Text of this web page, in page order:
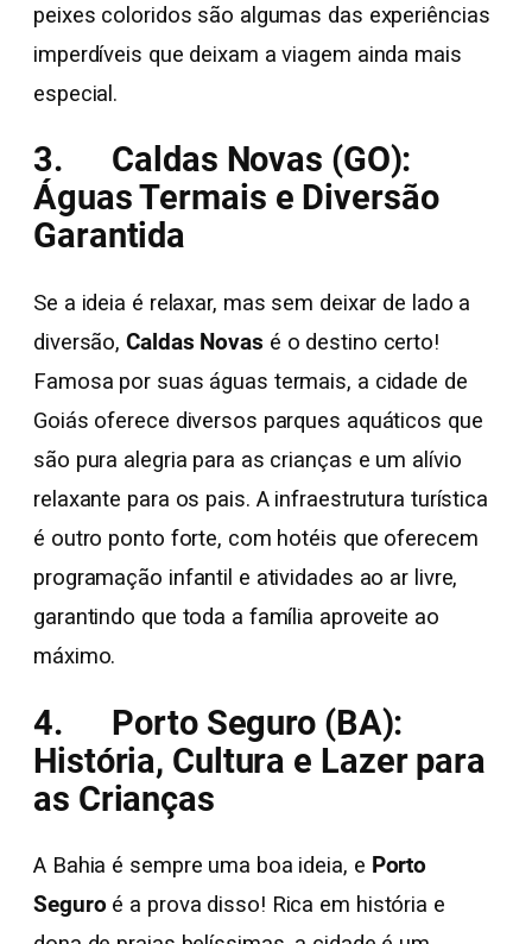
peixes coloridos são algumas das experiências
imperdíveis que deixam a viagem ainda mais
especial.
3. Caldas Novas (GO):
Águas Termais e Diversão
Garantida
Se a ideia é relaxar, mas sem deixar de lado a
diversão,Caldas Novas é o destino certo!
Famosa por suas águas termais, a cidade de
Goiás oferece diversos parques aquáticos que
são pura alegria para as crianças e um alívio
relaxante para os pais. A infraestrutura turística
é outro ponto forte, com hotéis que oferecem
programação infantil e atividades ao ar livre,
garantindo que toda a família aproveite ao
máximo.
4. Porto Seguro (BA):
História, Cultura e Lazer para
as Crianças
A Bahia é sempre uma boa ideia, e Porto
Seguro é a prova disso! Rica em história e